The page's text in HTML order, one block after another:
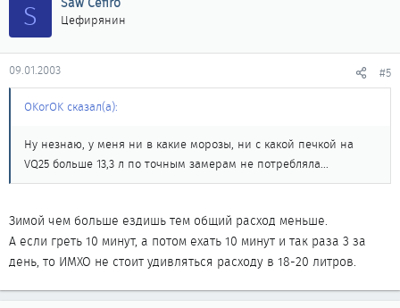
S Цефирянин
09.01.2003 #5
OKorOK сказал(а):
Ну незнаю, у меня ни в какие морозы, ни с какой печкой на
VQ25 больше 13,3 л по точным замерам не потребляла...
Зимой чем больше ездишь тем общий расход меньше.
А если греть 10 минут, а потом ехать 10 минут и так раза 3 за
день, то ИМХО не стоит удивляться расходу в 18-20 литров.